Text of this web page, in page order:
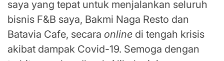
saya yang tepat untuk menjalankan seluruh
bisnis F&B saya, Bakmi Naga Resto dan
Batavia Cafe, secara online di tengah krisis
akibat dampak Covid-19. Semoga dengan